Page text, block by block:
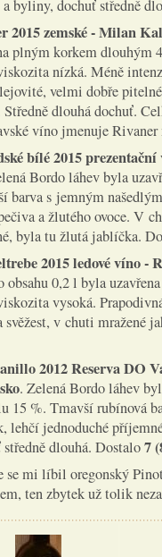
a byliny, dochuť středně
2015 zemské - Milan
plným korkem dlouhým
nízká. Méně
velmi dobře
Středně dlouhá dochuť.
víno jmenuje
bílé 2015
Bordo láhev byla
barva s jemným
a žlutého ovoce. V
byla tu žlutá jablíčka.
2015 ledové víno -
obsahu 0,2 l byla
vysoká.
svěžest, v chuti mražené
2012 Reserva DO
. Zelená Bordo láhev
15 %. Tmavší rubínová
lehčí jednoduché
dlouhá. Dostalo7
se mi líbil oregonský
ten zbytek už tolik